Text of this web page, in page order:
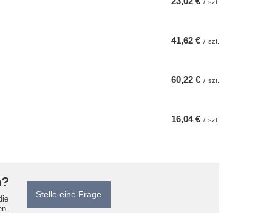
/ szt.
41,62 € / szt.
60,22 € / szt.
16,04 € / szt.
Stelle eine Frage